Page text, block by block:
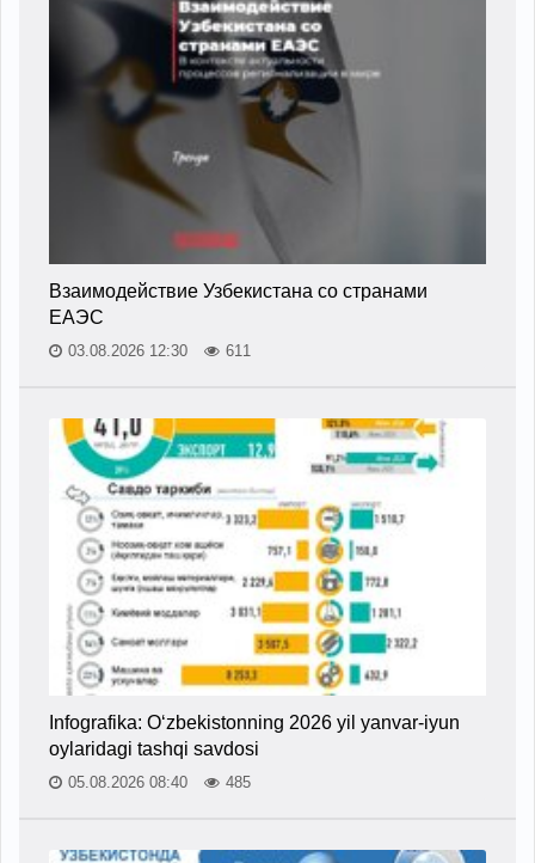
Взаимодействие Узбекистана со странами
ЕАЭС
03.08.2026 12:30 611
Infografika: O‘zbekistonning 2026 yil yanvar-iyun
oylaridagi tashqi savdosi
05.08.2026 08:40 485